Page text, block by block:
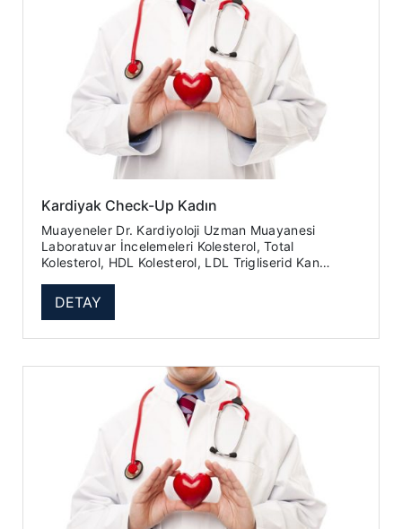
Kardiyak Check-Up Kadın
Muayeneler Dr. Kardiyoloji Uzman Muayanesi
Laboratuvar İncelemeleri Kolesterol, Total
Kolesterol, HDL Kolesterol, LDL Trigliserid Kan
DETAY